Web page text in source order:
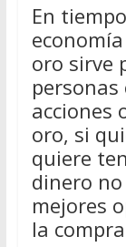
En
oro sirve
acciones
oro, si
quiere
dinero
mejores
la